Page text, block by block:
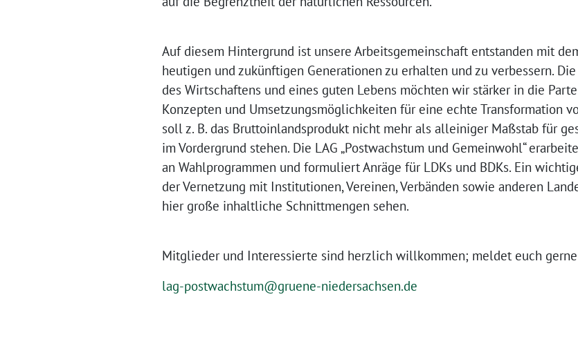
Auf diesem Hintergrund ist unsere Arbeitsgemeinschaft entstanden mit
heutigen und zukünftigen Generationen zu erhalten und zu verbessern.
des Wirtschaftens und eines guten Lebens möchten wir stärker in die
Konzepten und Umsetzungsmöglichkeiten für eine echte Transformation
soll z. B. das Bruttoinlandsprodukt nicht mehr als alleiniger Maßstab für
im Vordergrund stehen. Die LAG „Postwachstum und Gemeinwohl“
an Wahlprogrammen und formuliert Anräge für LDKs und BDKs. Ein
der Vernetzung mit Institutionen, Vereinen, Verbänden sowie anderen
hier große inhaltliche Schnittmengen sehen.
Mitglieder und Interessierte sind herzlich willkommen; meldet euch
lag-postwachstum@gruene-niedersachsen.de